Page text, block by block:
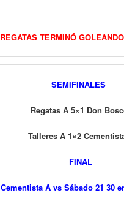
REGATAS TERMINÓ
SEMIFINALES
Regatas A 5×1 Don
Talleres A 1×2
FINAL
Cementista A vs Sábado 21 30